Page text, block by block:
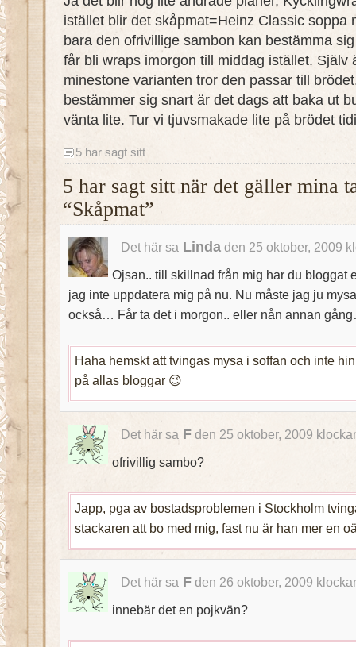
istället blir det skåpmat=Heinz Classic soppa
bara den ofrivillige sambon kan bestämma
får bli wraps imorgon till middag istället. Själv
minestone varianten tror den passar till
bestämmer sig snart är det dags att baka ut
vänta lite. Tur vi tjuvsmakade lite på brödet
5 har sagt sitt
5 har sagt sitt när det gäller mina
“Skåpmat”
Det här sa Lindaden 25 oktober, 2009
Ojsan.. till skillnad från mig har du bloggat
jag inte uppdatera mig på nu. Nu måste jag ju
också… Får ta det i morgon.. eller nån annan
Haha hemskt att tvingas mysa i soffan och inte
på allas bloggar 😉
Det här sa Fden 25 oktober, 2009
ofrivillig sambo?
Japp, pga av bostadsproblemen i Stockholm
stackaren att bo med mig, fast nu är han mer en
Det här sa Fden 26 oktober, 2009
innebär det en pojkvän?